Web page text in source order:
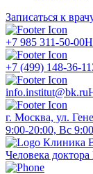
Записаться к
+7 985 311-50-00
+7 (499) 148-36-11
info.institut@bk.ru
г. Москва, ул.
9:00-20:00, Вс
Клиника
Человека